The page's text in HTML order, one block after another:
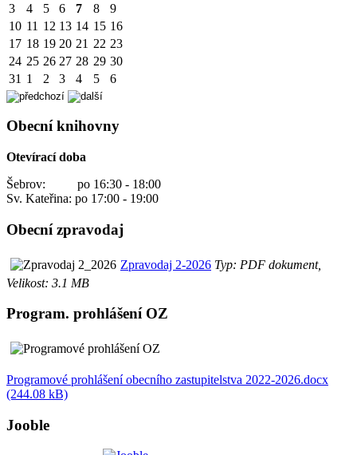
3
4 5 6 7 8
9
10 11 12 13 14 15 16
17 18 19 20 21 22 23
24 25 26 27 28 29 30
31 1 2 3 4 5 6
Obecní knihovny
Otevírací doba
Šebrov: po 16:30 - 18:00
Sv. Kateřina: po 17:00 - 19:00
Obecní zpravodaj
Zpravodaj 2-2026 Typ: PDF dokument,
Velikost: 3.1 MB
Program. prohlášení OZ
Programové prohlášení obecního zastupitelstva 2022-2026.docx
(244.08 kB)
Jooble